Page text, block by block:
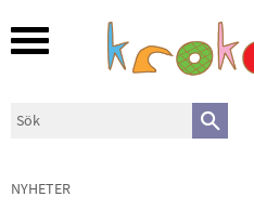
Meny
NYHETER